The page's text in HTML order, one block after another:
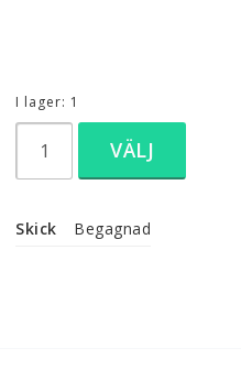
I lager: 1
VÄLJ
Skick
Begagnad